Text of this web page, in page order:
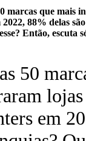
marcas que mais
88% delas
Então, escuta
50
lojas
em